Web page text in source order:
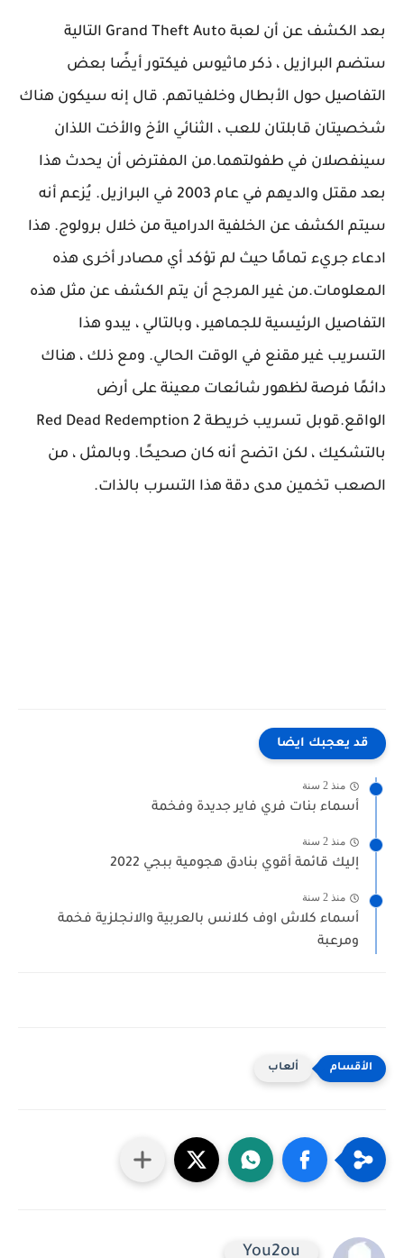
بعد الكشف عن أن لعبة Grand Theft Auto التالية
ستضم البرازيل ، ذكر ماثيوس فيكتور أيضًا بعض
التفاصيل حول الأبطال وخلفياتهم. قال إنه سيكون هناك
شخصيتان قابلتان للعب ، الثنائي الأخ والأخت اللذان
سينفصلان في طفولتهما.من المفترض أن يحدث هذا
بعد مقتل والديهم في عام 2003 في البرازيل. يُزعم أنه
سيتم الكشف عن الخلفية الدرامية من خلال برولوج. هذا
ادعاء جريء تمامًا حيث لم تؤكد أي مصادر أخرى هذه
المعلومات.من غير المرجح أن يتم الكشف عن مثل هذه
التفاصيل الرئيسية للجماهير ، وبالتالي ، يبدو هذا
التسريب غير مقنع في الوقت الحالي. ومع ذلك ، هناك
دائمًا فرصة لظهور شائعات معينة على أرض
الواقع.قوبل تسريب خريطة Red Dead Redemption 2
بالتشكيك ، لكن اتضح أنه كان صحيحًا. وبالمثل ، من
الصعب تخمين مدى دقة هذا التسرب بالذات.
قد يعجبك ايضا
منذ 2 سنة
أسماء بنات فري فاير جديدة وفخمة
منذ 2 سنة
إليك قائمة أقوي بنادق هجومية ببجي 2022
منذ 2 سنة
أسماء كلاش اوف كلانس بالعربية والانجلزية فخمة
ومرعبة
ألعاب
You2ou